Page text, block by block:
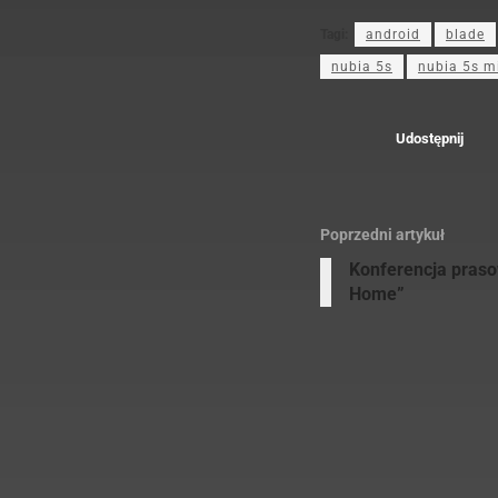
android blade
nubia 5s nubia 5s
Udostępnij
Poprzedni artykuł
Konferencja
Home”